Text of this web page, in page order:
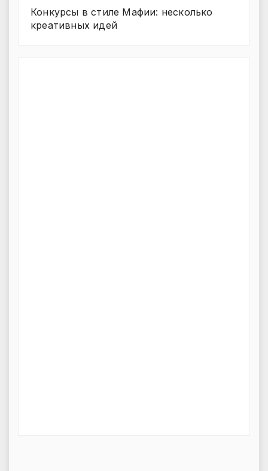
Конкурсы в стиле Мафии: несколько
креативных идей